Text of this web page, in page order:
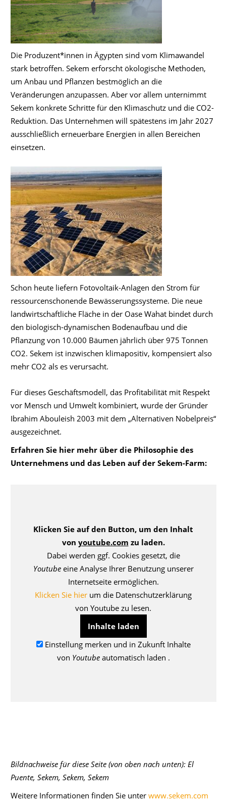
Die Produzent*innen in Ägypten sind vom Klimawandel
stark betroffen. Sekem erforscht ökologische Methoden,
um Anbau und Pflanzen bestmöglich an die
Veränderungen anzupassen. Aber vor allem unternimmt
Sekem konkrete Schritte für den Klimaschutz und die CO2-
Reduktion. Das Unternehmen will spätestens im Jahr 2027
ausschließlich erneuerbare Energien in allen Bereichen
einsetzen.
Schon heute liefern Fotovoltaik-Anlagen den Strom für
ressourcenschonende Bewässerungssysteme. Die neue
landwirtschaftliche Fläche in der Oase Wahat bindet durch
den biologisch-dynamischen Bodenaufbau und die
Pflanzung von 10.000 Bäumen jährlich über 975 Tonnen
CO2. Sekem ist inzwischen klimapositiv, kompensiert also
mehr CO2 als es verursacht.
Für dieses Geschäftsmodell, das Profitabilität mit Respekt
vor Mensch und Umwelt kombiniert, wurde der Gründer
Ibrahim Abouleish 2003 mit dem „Alternativen Nobelpreis“
ausgezeichnet.
Erfahren Sie hier mehr über die Philosophie des
Unternehmens und das Leben auf der Sekem-Farm:
Klicken Sie auf den Button, um den Inhalt
von youtube.com zu laden.
Dabei werden ggf. Cookies gesetzt, die
Youtubeeine Analyse Ihrer Benutzung unserer
Internetseite ermöglichen.
Klicken Sie hier um die Datenschutzerklärung
von Youtube zu lesen.
Inhalte laden
Einstellung merken und in Zukunft Inhalte
von Youtubeautomatisch laden .
Bildnachweise für diese Seite (von oben nach unten): El
Puente, Sekem, Sekem, Sekem
Weitere Informationen finden Sie unter www.sekem.com